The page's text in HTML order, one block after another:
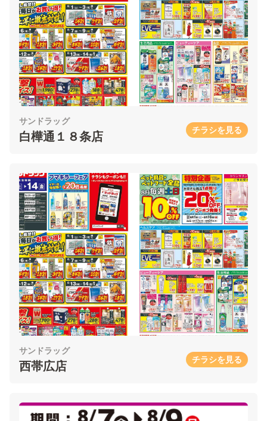
サンドラッグ
白樺通１８条店 チラシを見る
サンドラッグ
西帯広店 チラシを見る